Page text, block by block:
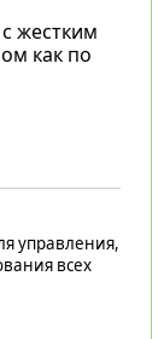
жестким
как по
управления,
всех